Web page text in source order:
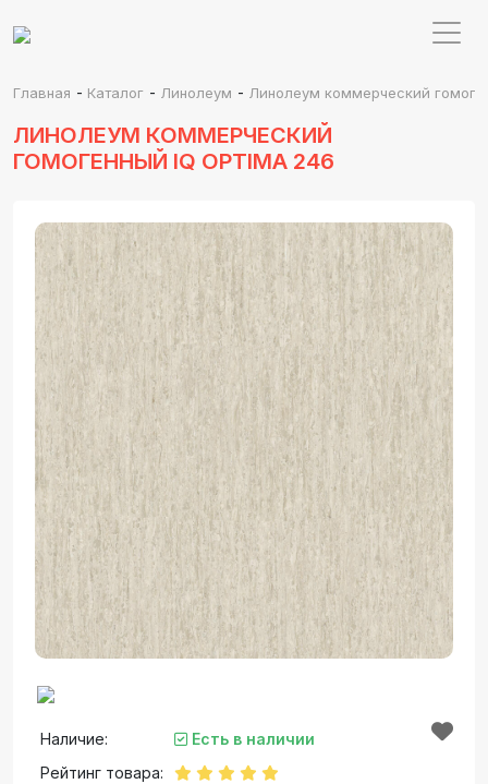
Главная - Каталог - Линолеум - Линолеум коммерческий
ЛИНОЛЕУМ КОММЕРЧЕСКИЙ
ГОМОГЕННЫЙ IQ OPTIMA 246
Наличие:
Есть в наличии
Рейтинг товара: